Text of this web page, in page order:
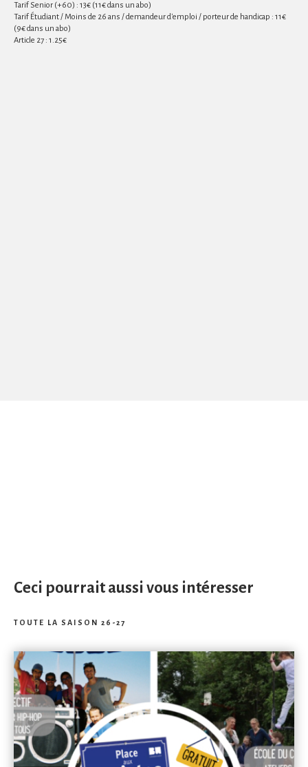
Tarif Senior (+60) : 13€ (11€ dans un abo)
Tarif Étudiant / Moins de 26 ans / demandeur d'emploi / porteur de handicap : 11€
(9€ dans un abo)
Article 27 : 1.25€
Ceci pourrait aussi vous intéresser
TOUTE LA SAISON 26-27